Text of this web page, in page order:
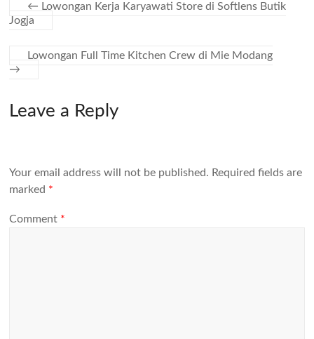
← Lowongan Kerja Karyawati Store di Softlens Butik
Jogja
Lowongan Full Time Kitchen Crew di Mie Modang
→
Leave a Reply
Your email address will not be published. Required fields are
marked *
Comment *